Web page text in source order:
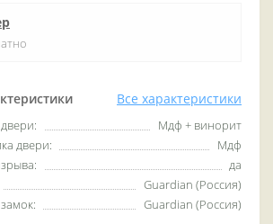
Все характеристики
Мдф + винорит
двери:
Мдф
да
Guardian (Россия)
Guardian (Россия)